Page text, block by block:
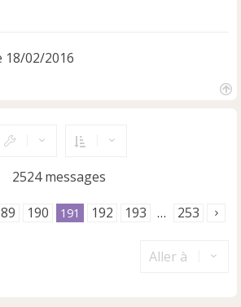
18/02/2016
2524 messages
190 191 192 193 … 253
Aller à